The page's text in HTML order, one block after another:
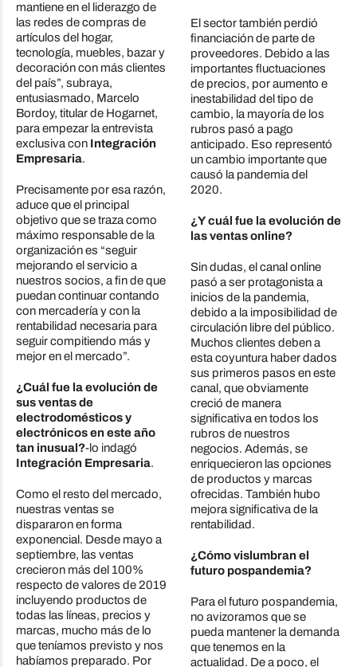
mantiene en el liderazgo de
las redes de compras de
artículos del hogar,
tecnología, muebles, bazar y
decoración con más clientes
del país”, subraya,
entusiasmado, Marcelo
Bordoy, titular de Hogarnet,
para empezar la entrevista
exclusiva con Integración
Empresaria.
Precisamente por esa razón,
aduce que el principal
objetivo que se traza como
máximo responsable de la
organización es “seguir
mejorando el servicio a
nuestros socios, a fin de que
puedan continuar contando
con mercadería y con la
rentabilidad necesaria para
seguir compitiendo más y
mejor en el mercado”.
¿Cuál fue la evolución de
sus ventas de
electrodomésticos y
electrónicos en este año
tan inusual?-lo indagó
Integración Empresaria.
Como el resto del mercado,
nuestras ventas se
dispararon en forma
exponencial. Desde mayo a
septiembre, las ventas
crecieron más del 100%
respecto de valores de 2019
incluyendo productos de
todas las líneas, precios y
marcas, mucho más de lo
que teníamos previsto y nos
habíamos preparado. Por
El sector también perdió
financiación de parte de
proveedores. Debido a las
importantes fluctuaciones
de precios, por aumento e
inestabilidad del tipo de
cambio, la mayoría de los
rubros pasó a pago
anticipado. Eso representó
un cambio importante que
causó la pandemia del
2020.
¿Y cuál fue la evolución de
las ventas online?
Sin dudas, el canal online
pasó a ser protagonista a
inicios de la pandemia,
debido a la imposibilidad de
circulación libre del público.
Muchos clientes deben a
esta coyuntura haber dados
sus primeros pasos en este
canal, que obviamente
creció de manera
significativa en todos los
rubros de nuestros
negocios. Además, se
enriquecieron las opciones
de productos y marcas
ofrecidas. También hubo
mejora significativa de la
rentabilidad.
¿Cómo vislumbran el
futuro pospandemia?
Para el futuro pospandemia,
no avizoramos que se
pueda mantener la demanda
que tenemos en la
actualidad. De a poco, el